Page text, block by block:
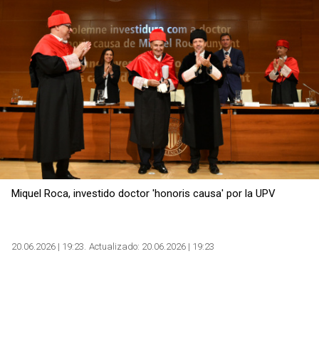
Miquel Roca, investido doctor 'honoris causa' por la UPV
20.06.2026 | 19:23 Actualizado: 20.06.2026 | 19:23